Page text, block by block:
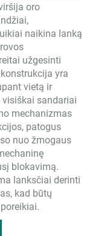
oro
naikina lanką
užgesinti
yra
vietą ir
sandariai
mechanizmas
patogus
nuo žmogaus
blokavimą.
lanksčiai derinti
kad būtų